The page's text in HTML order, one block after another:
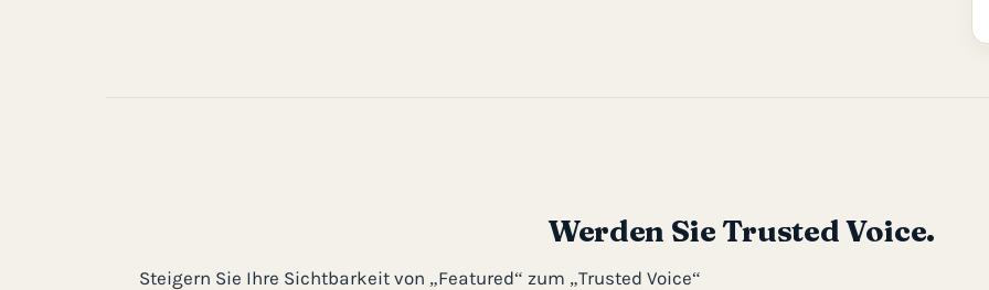
Werden Sie Trusted Voice.
Steigern Sie Ihre Sichtbarkeit von „Featured“ zum „Trusted Voice“